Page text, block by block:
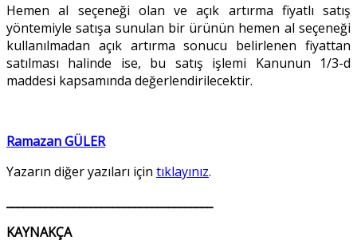
Hemen al seçeneği olan ve açık artırma fiyatlı satış
yöntemiyle satışa sunulan bir ürünün hemen al seçeneği
kullanılmadan açık artırma sonucu belirlenen fiyattan
satılması halinde ise, bu satış işlemi Kanunun 1/3-d
maddesi kapsamında değerlendirilecektir.
Ramazan GÜLER
Yazarın diğer yazıları için tıklayınız.
KAYNAKÇA